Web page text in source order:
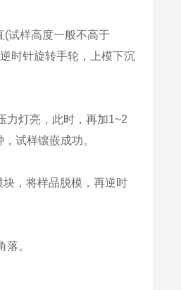
(试样高度一般不高于
时针旋转手轮，上模下沉
力灯亮，此时，再加1~2
试样镶嵌成功。
，将样品脱模，再逆时
。